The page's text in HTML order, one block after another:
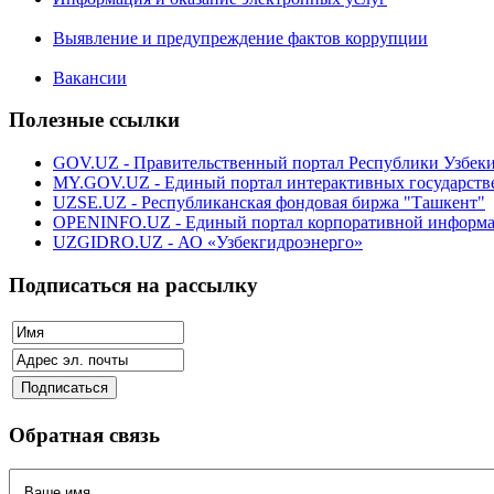
Выявление и предупреждение фактов коррупции
Вакансии
Полезные ссылки
GOV.UZ - Правительственный портал Республики
MY.GOV.UZ - Единый портал интерактивных
UZSE.UZ - Республиканская фондовая биржа "Ташкент"
OPENINFO.UZ - Единый портал корпоративной
UZGIDRO.UZ - АО «Узбекгидроэнерго»
Подписаться на рассылку
Обратная связь